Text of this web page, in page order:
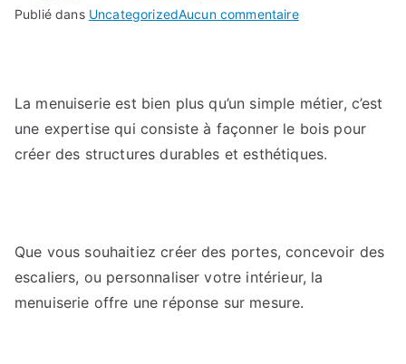
Publié dans UncategorizedAucun commentairesur
menuiseries
personnalisées
?
La menuiserie est bien plus qu’un simple métier, c’est
une expertise qui consiste à façonner le bois pour
créer des structures durables et esthétiques.
Que vous souhaitiez créer des portes, concevoir des
escaliers, ou personnaliser votre intérieur, la
menuiserie offre une réponse sur mesure.